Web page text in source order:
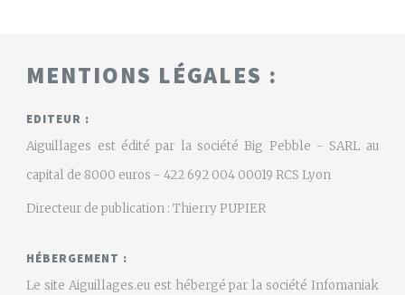
MENTIONS LÉGALES :
EDITEUR :
Aiguillages est édité par la société Big Pebble - SARL au
capital de 8000 euros - 422 692 004 00019 RCS Lyon
Directeur de publication : Thierry PUPIER
HÉBERGEMENT :
Le site Aiguillages.eu est hébergé par la société Infomaniak